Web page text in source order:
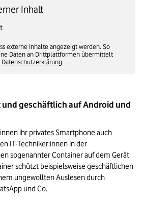
Inhalt
externe Inhalte angezeigt werden. So
Daten an Drittplattformen übermittelt
Datenschutzerklärung.
geschäftlich auf Android und
ihr privates Smartphone auch
IT-Techniker:innen in der
sogenannter Container auf dem Gerät
schützt beispielsweise geschäftlichen
ungewollten Auslesen durch
und Co.